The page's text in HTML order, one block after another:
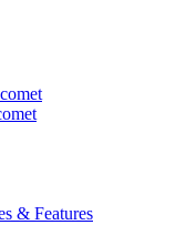
& Features